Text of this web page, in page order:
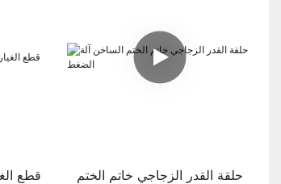
قطع
حلقة القدر الزجاجي خاتم الختم